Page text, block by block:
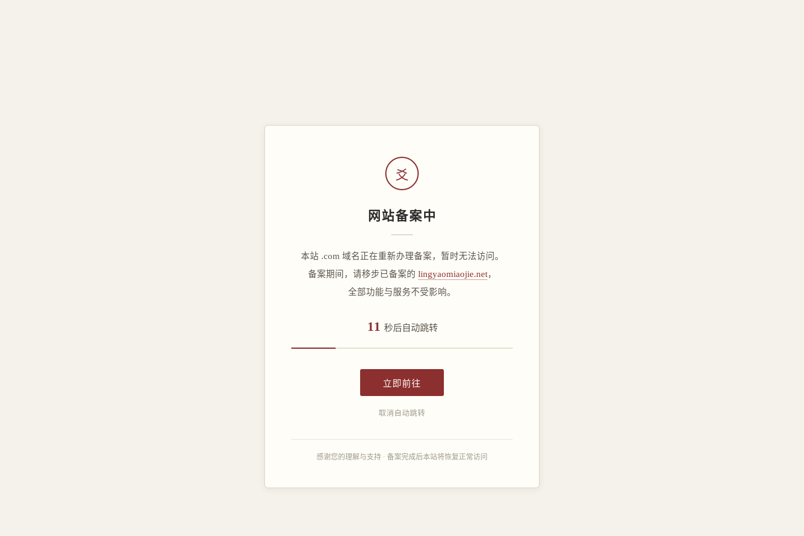
爻
网站备案中
本站 .com 域名正在重新办理备案，暂时无法访问。
备案期间，请移步已备案的 lingyaomiaojie.net，
全部功能与服务不受影响。
11 秒后自动跳转
立即前往
取消自动跳转
感谢您的理解与支持 · 备案完成后本站将恢复正常访问